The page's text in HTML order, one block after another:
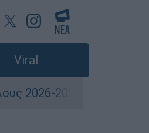
Viral
Τα SOS για να